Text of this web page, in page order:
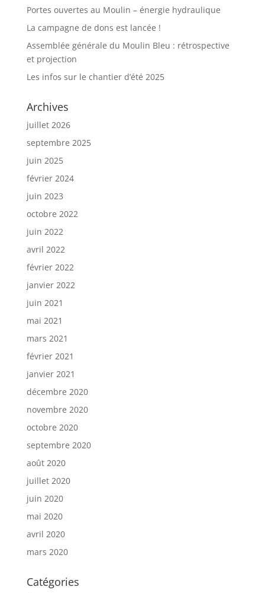
Portes ouvertes au Moulin – énergie hydraulique
La campagne de dons est lancée !
Assemblée générale du Moulin Bleu : rétrospective
et projection
Les infos sur le chantier d’été 2025
Archives
juillet 2026
septembre 2025
juin 2025
février 2024
juin 2023
octobre 2022
juin 2022
avril 2022
février 2022
janvier 2022
juin 2021
mai 2021
mars 2021
février 2021
janvier 2021
décembre 2020
novembre 2020
octobre 2020
septembre 2020
août 2020
juillet 2020
juin 2020
mai 2020
avril 2020
mars 2020
Catégories